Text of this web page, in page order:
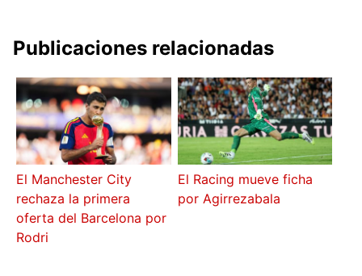
Publicaciones relacionadas
El Manchester City
rechaza la primera
oferta del Barcelona por
Rodri
El Racing mueve ficha
por Agirrezabala